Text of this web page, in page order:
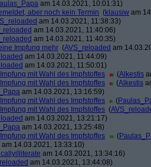
am 14.03.2021, 10:01:31)
aber noch kein Termin (klausiw am
am 14.03.2021, 11:38:33)
am 14.03.2021, 11:40:06)
am 14.03.2021, 11:40:35)
Impfung mehr (AVS_reloaded am
am 14.03.2021, 11:44:09)
am 14.03.2021, 11:50:01)
mit Wahl des Impfstoffes
(Alkestis
mit Wahl des Impfstoffes
(Alkestis
am 14.03.2021, 13:16:59)
mit Wahl des Impfstoffes
(
mit Wahl des Impfstoffes (
am 14.03.2021, 13:21:17)
am 14.03.2021, 13:25:48)
mit Wahl des Impfstoffes
(
am 14.03.2021, 13:33:10)
am 14.03.2021, 13:34:16)
am 14.03.2021, 13:44:08)